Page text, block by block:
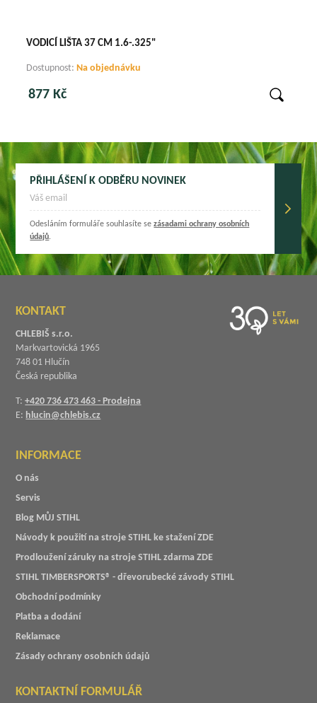
VODICÍ LIŠTA 37 CM 1.6-.325"
Dostupnost: Na objednávku
877 Kč
PŘIHLÁŠENÍ K ODBĚRU NOVINEK
Odesláním formuláře souhlasíte sezásadami ochrany osobních
údajů.
KONTAKT
CHLEBIŠ s.r.o.
Markvartovická 1965
748 01 Hlučín
Česká republika
T:+420 736 473 463 - Prodejna
E: hlucin@chlebis.cz
INFORMACE
O nás
Servis
Blog MŮJ STIHL
Návody k použití na stroje STIHL ke stažení ZDE
Prodloužení záruky na stroje STIHL zdarma ZDE
STIHL TIMBERSPORTS® - dřevorubecké závody STIHL
Obchodní podmínky
Platba a dodání
Reklamace
Zásady ochrany osobních údajů
KONTAKTNÍ FORMULÁŘ